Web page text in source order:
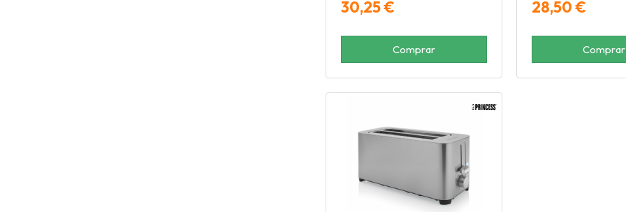
30,25 €
Comprar
28,50 €
Comprar